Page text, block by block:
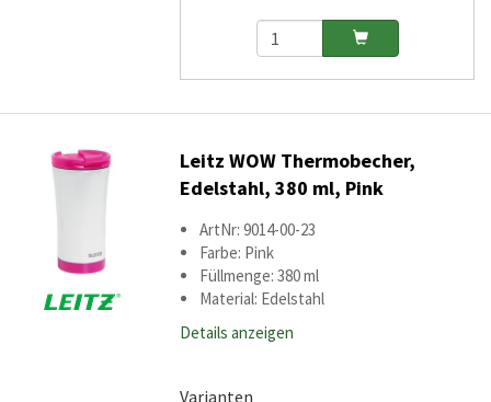
Leitz WOW Thermobecher,
Edelstahl, 380 ml, Pink
ArtNr: 9014-00-23
Farbe: Pink
Füllmenge: 380 ml
Material: Edelstahl
Details anzeigen
Varianten